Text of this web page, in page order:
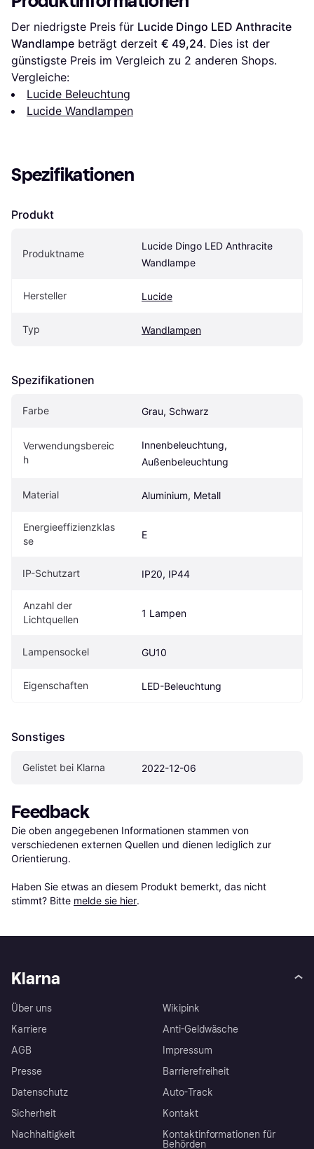
Der niedrigste Preis für Lucide Dingo LED Anthracite
Wandlampe beträgt derzeit € 49,24. Dies ist der
günstigste Preis im Vergleich zu 2 anderen Shops.
Vergleiche:
Lucide Beleuchtung
Lucide Wandlampen
Spezifikationen
Produkt
Produktname
Lucide Dingo LED Anthracite
Wandlampe
Hersteller Lucide
Typ Wandlampen
Spezifikationen
Farbe Grau, Schwarz
Verwendungsbereic
h
Innenbeleuchtung,
Außenbeleuchtung
Material Aluminium, Metall
Energieeffizienzklas
se
E
IP-Schutzart IP20, IP44
Anzahl der
Lichtquellen
1 Lampen
Lampensockel GU10
Eigenschaften LED-Beleuchtung
Sonstiges
Gelistet bei Klarna 2022-12-06
Feedback
Die oben angegebenen Informationen stammen von
verschiedenen externen Quellen und dienen lediglich zur
Orientierung.
Haben Sie etwas an diesem Produkt bemerkt, das nicht
stimmt? Bitte melde sie hier.
Klarna
Über uns
Karriere
AGB
Presse
Datenschutz
Sicherheit
Nachhaltigkeit
Wikipink
Anti-Geldwäsche
Impressum
Barrierefreiheit
Auto-Track
Kontakt
Kontaktinformationen für
Behörden